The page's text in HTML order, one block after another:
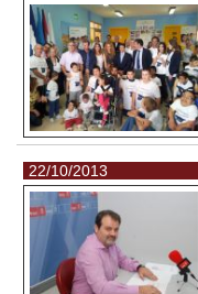
22/10/2013